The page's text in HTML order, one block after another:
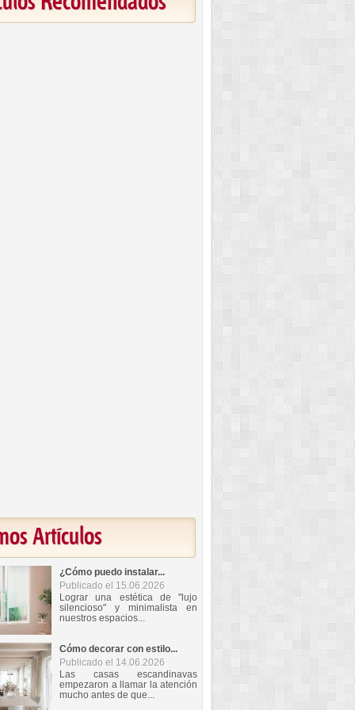
Artículos
¿Cómo puedo instalar...
Publicado el 15.06.2026
Lograr una estética de "lujo
silencioso" y minimalista en
nuestros espacios...
Cómo decorar con estilo...
Publicado el 14.06.2026
Las casas escandinavas
empezaron a llamar la atención
mucho antes de que...